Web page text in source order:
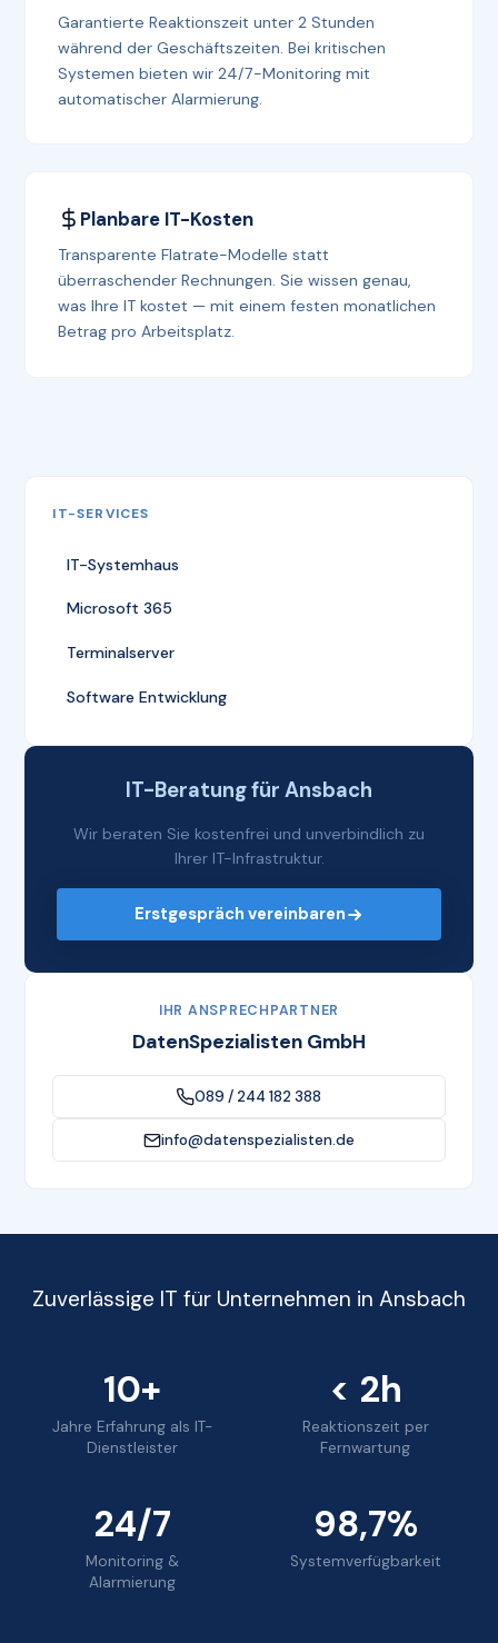
Garantierte Reaktionszeit unter 2 Stunden
während der Geschäftszeiten. Bei kritischen
Systemen bieten wir 24/7-Monitoring mit
automatischer Alarmierung.
Planbare IT-Kosten
Transparente Flatrate-Modelle statt
überraschender Rechnungen. Sie wissen genau,
was Ihre IT kostet — mit einem festen monatlichen
Betrag pro Arbeitsplatz.
IT-SERVICES
IT-Systemhaus
Microsoft 365
Terminalserver
Software Entwicklung
IT-Beratung für Ansbach
Wir beraten Sie kostenfrei und unverbindlich zu
Ihrer IT-Infrastruktur.
Erstgespräch vereinbaren
IHR ANSPRECHPARTNER
DatenSpezialisten GmbH
089 / 244 182 388
info@datenspezialisten.de
Zuverlässige IT für Unternehmen in Ansbach
10+
Jahre Erfahrung als IT-
Dienstleister
< 2h
Reaktionszeit per
Fernwartung
24/7
Monitoring &
Alarmierung
98,7%
Systemverfügbarkeit